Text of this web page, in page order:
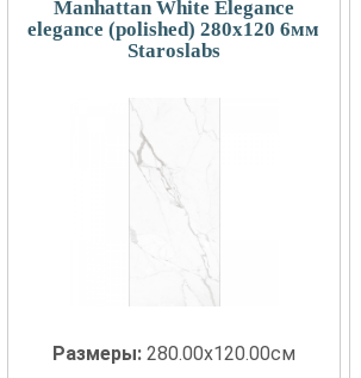
Manhattan White Elegance
elegance (polished) 280x120 6мм
Staroslabs
Размеры: 280.00x120.00см